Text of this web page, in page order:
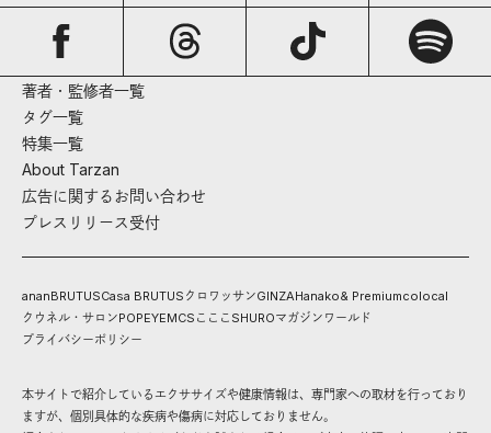
著者・監修者一覧
タグ一覧
特集一覧
About Tarzan
広告に関するお問い合わせ
プレスリリース受付
ananBRUTUSCasa BRUTUS クロワッサンGINZAHanako& Premiumcolocal
クウネル・サロンPOPEYEMCS こここ SHUROマガジンワールド
プライバシーポリシー
本サイトで紹介しているエクササイズや健康情報は、専門家への取材を行っており
ますが、個別具体的な疾病や傷病に対応しておりません。